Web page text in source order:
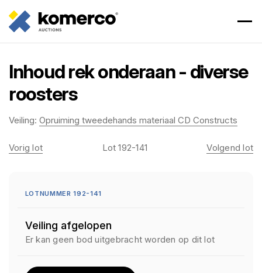
Inhoud rek onderaan - diverse
roosters
Veiling: Opruiming tweedehands materiaal CD Constructs
Vorig lot Lot 192-141 Volgend lot
LOTNUMMER 192-141
Veiling afgelopen
Er kan geen bod uitgebracht worden op dit lot